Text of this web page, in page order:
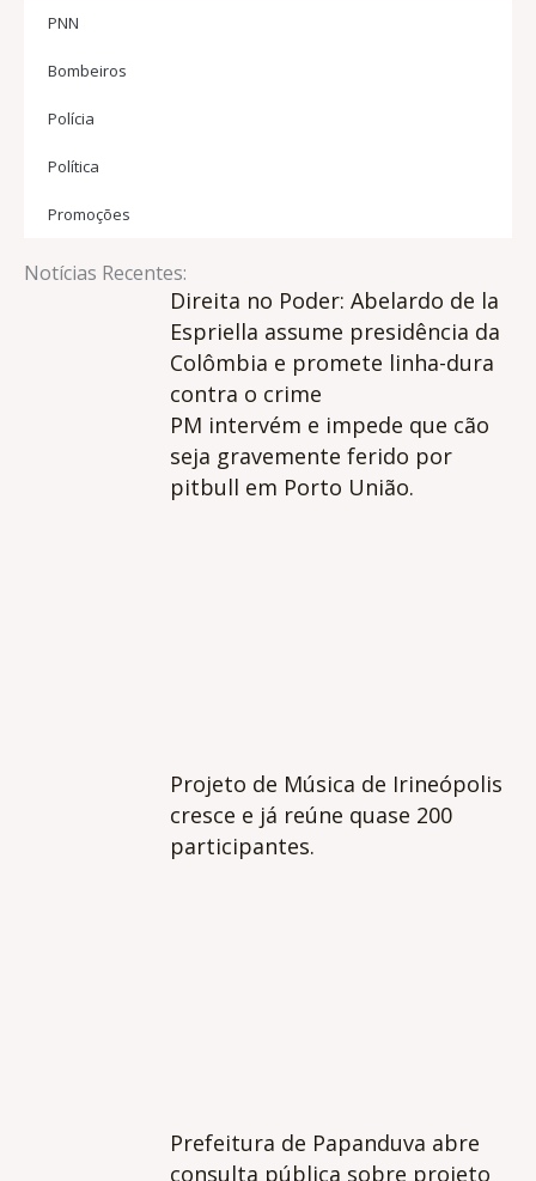
PNN
Bombeiros
Polícia
Política
Promoções
Notícias Recentes:
Direita no Poder: Abelardo de la
Espriella assume presidência da
Colômbia e promete linha-dura
contra o crime
PM intervém e impede que cão
seja gravemente ferido por
pitbull em Porto União.
Projeto de Música de Irineópolis
cresce e já reúne quase 200
participantes.
Prefeitura de Papanduva abre
consulta pública sobre projeto